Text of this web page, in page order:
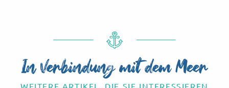
In Verbindung mit dem Meer